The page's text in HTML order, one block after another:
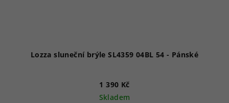
Lozza sluneční brýle SL4359 04BL 54 - Pánské
1 390 Kč
Skladem